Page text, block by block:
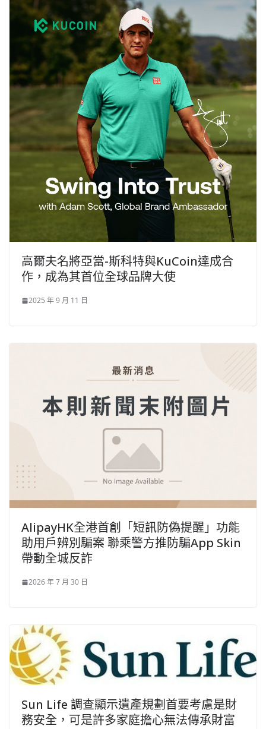
高爾夫名將亞當-斯科特與KuCoin達成合
作，成為其首位全球品牌大使
2025 年 9 月 11 日
AlipayHK全港首創「短訊防偽提醒」功能
助用戶辨別騙案 聯乘警方推防騙App Skin
帶動全城反詐
2026 年 7 月 30 日
Sun Life 調查顯示遺產規劃首要考慮是財
務安全，可是許多家庭擔心無法傳承財富